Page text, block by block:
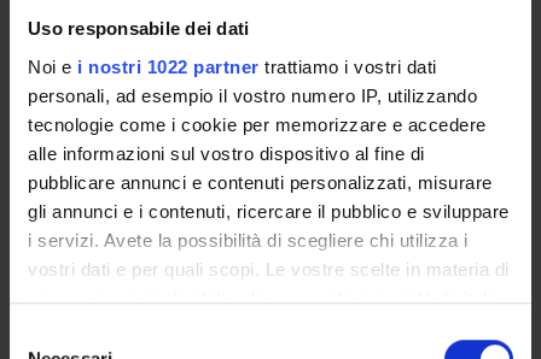
Uso responsabile dei dati
Noi e i nostri 1022 partner trattiamo i vostri dati
personali, ad esempio il vostro numero IP, utilizzando
tecnologie come i cookie per memorizzare e accedere
alle informazioni sul vostro dispositivo al fine di
pubblicare annunci e contenuti personalizzati, misurare
gli annunci e i contenuti, ricercare il pubblico e sviluppare
i servizi. Avete la possibilità di scegliere chi utilizza i
vostri dati e per quali scopi. Le vostre scelte in materia di
privacy sono applicabili solo su questa proprietà digitale
ATTIVITÀ
AREE DI RICERCA
GRUPPI DI RICERCA
DOTTORATI DI RICERCA